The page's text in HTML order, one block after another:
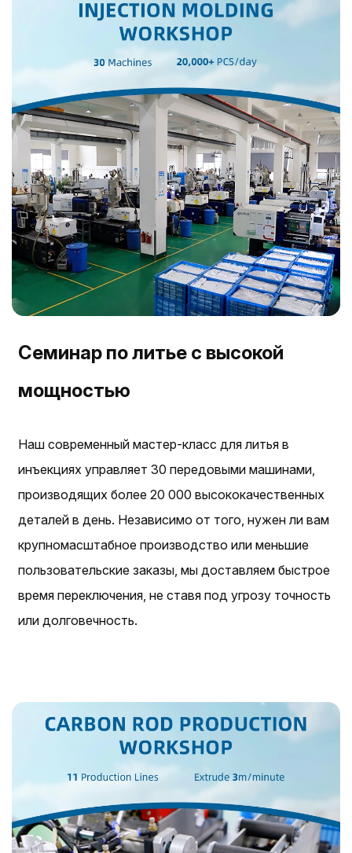
Семинар по литье с высокой
мощностью
Наш современный мастер-класс для литья в
инъекциях управляет 30 передовыми машинами,
производящих более 20 000 высококачественных
деталей в день. Независимо от того, нужен ли вам
крупномасштабное производство или меньшие
пользовательские заказы, мы доставляем быстрое
время переключения, не ставя под угрозу точность
или долговечность.